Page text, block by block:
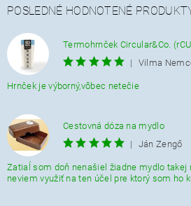
POSLEDNÉ HODNOTENÉ
Termohrnček Circular&Co.
|
Vilma
Hrnček je výborný,vôbec netečie
Cestovná dóza na mydlo
|
Ján Zengő
Zatiaĺ som doň nenašiel žiadne mydlo takej
neviem využiť na ten účel pre ktorý som ho